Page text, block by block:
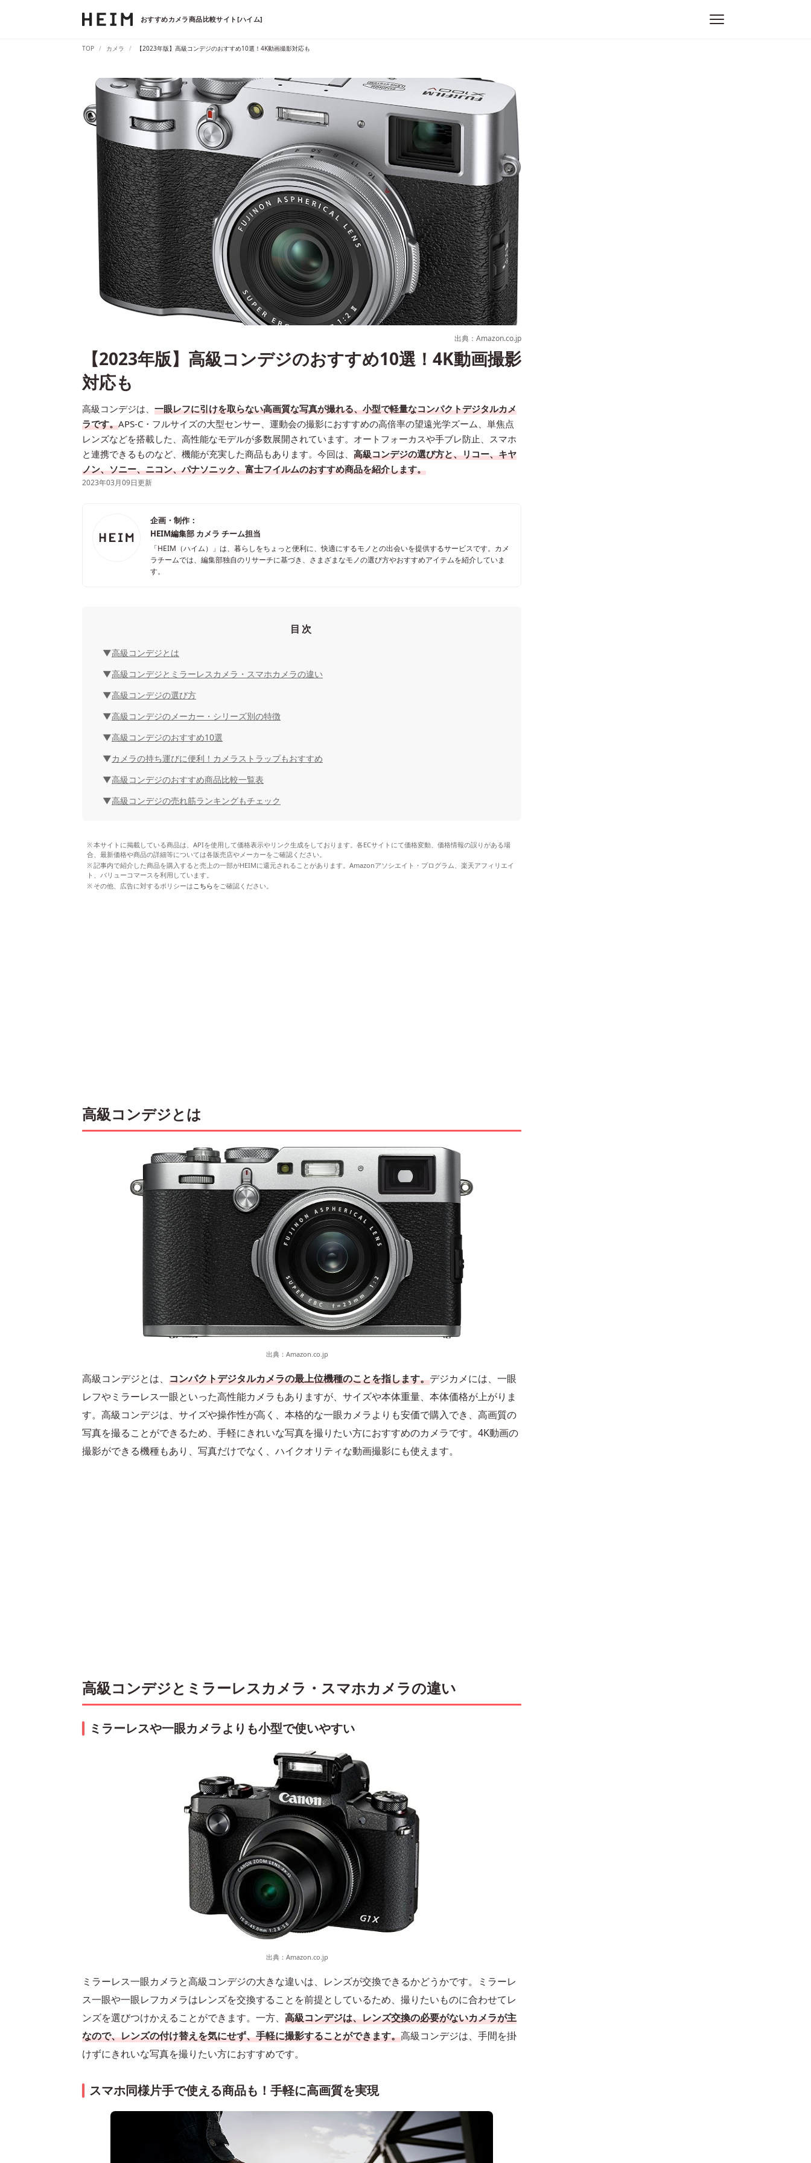
おすすめカメラ商品比較サイト[ハイム]
TOP カメラ 【2023年版】高級コンデジのおすすめ10選！4K動画撮影対応も
出典：Amazon.co.jp
【2023年版】高級コンデジのおすすめ10選！4K動画撮影
対応も
高級コンデジは、 一眼レフに引けを取らない高画質な写真が撮れる、小型で軽量なコンパクトデジタルカメ
ラです。APS-C・フルサイズの大型センサー、運動会の撮影におすすめの高倍率の望遠光学ズーム、単焦点
レンズなどを搭載した、高性能なモデルが多数展開されています。オートフォーカスや手ブレ防止、スマホ
と連携できるものなど、機能が充実した商品もあります。今回は、 高級コンデジの選び方と、リコー、キヤ
ノン、ソニー、ニコン、パナソニック、富士フイルムのおすすめ商品を紹介します。
2023年03月09日更新
企画・制作：
HEIM編集部 カメラ チーム担当
「HEIM（ハイム）」は、暮らしをちょっと便利に、快適にするモノとの出会いを提供するサービスです。カメ
ラチームでは、編集部独自のリサーチに基づき、さまざまなモノの選び方やおすすめアイテムを紹介していま
す。
目次
高級コンデジとは
高級コンデジとミラーレスカメラ・スマホカメラの違い
高級コンデジの選び方
高級コンデジのメーカー・シリーズ別の特徴
高級コンデジのおすすめ10選
カメラの持ち運びに便利！カメラストラップもおすすめ
高級コンデジのおすすめ商品比較一覧表
高級コンデジの売れ筋ランキングもチェック
本サイトに掲載している商品は、APIを使用して価格表示やリンク生成をしております。各ECサイトにて価格変動、価格情報の誤りがある場
合、最新価格や商品の詳細等については各販売店やメーカーをご確認ください。
記事内で紹介した商品を購入すると売上の一部がHEIMに還元されることがあります。Amazonアソシエイト・プログラム、楽天アフィリエイ
ト、バリューコマースを利用しています。
その他、広告に対するポリシーは こちらをご確認ください。
高級コンデジとは
出典： Amazon.co.jp
高級コンデジとは、 コンパクトデジタルカメラの最上位機種のことを指します。デジカメには、一眼
レフやミラーレス一眼といった高性能カメラもありますが、サイズや本体重量、本体価格が上がりま
す。高級コンデジは、サイズや操作性が高く、本格的な一眼カメラよりも安価で購入でき、高画質の
写真を撮ることができるため、手軽にきれいな写真を撮りたい方におすすめのカメラです。4K動画の
撮影ができる機種もあり、写真だけでなく、ハイクオリティな動画撮影にも使えます。
高級コンデジとミラーレスカメラ・スマホカメラの違い
ミラーレスや一眼カメラよりも小型で使いやすい
出典： Amazon.co.jp
ミラーレス一眼カメラと高級コンデジの大きな違いは、レンズが交換できるかどうかです。ミラーレ
ス一眼や一眼レフカメラはレンズを交換することを前提としているため、撮りたいものに合わせてレ
ンズを選びつけかえることができます。一方、 高級コンデジは、レンズ交換の必要がないカメラが主
なので、レンズの付け替えを気にせず、手軽に撮影することができます。高級コンデジは、手間を掛
けずにきれいな写真を撮りたい方におすすめです。
スマホ同様片手で使える商品も！手軽に高画質を実現